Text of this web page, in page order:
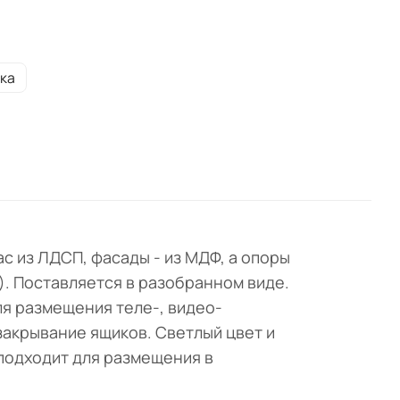
из ЛДСП, фасады - из МДФ, а опоры
Поставляется в разобранном виде.
размещения теле-, видео-
ящиков. Светлый цвет и
для размещения в